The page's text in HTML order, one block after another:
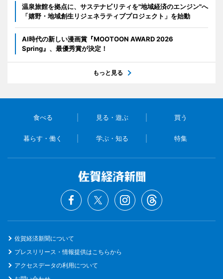
温泉旅館を拠点に、サステナビリティを"地域経済のエンジン"へ
「嬉野・地域創生リジェネラティブプロジェクト」を始動
AI時代の新しい漫画賞『MOOTOON AWARD 2026
Spring』、最優秀賞が決定！
もっと見る
食べる 見る・遊ぶ 買う
暮らす・働く 学ぶ・知る 特集
佐賀経済新聞について
プレスリリース・情報提供はこちらから
アクセスデータの利用について